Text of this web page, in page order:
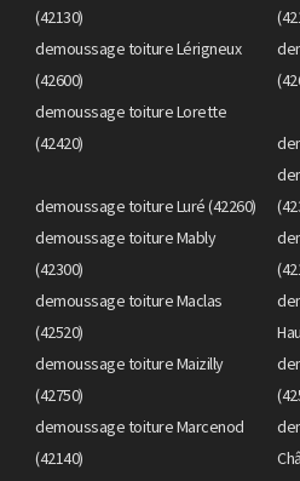
(42130)
demoussage toiture Lérigneux
(42600)
demoussage toiture Lorette
(42420)
demoussage toiture Luré (42260)
demoussage toiture Mably
(42300)
demoussage toiture Maclas
(42520)
demoussage toiture Maizilly
(42750)
demoussage toiture Marcenod
(42140)